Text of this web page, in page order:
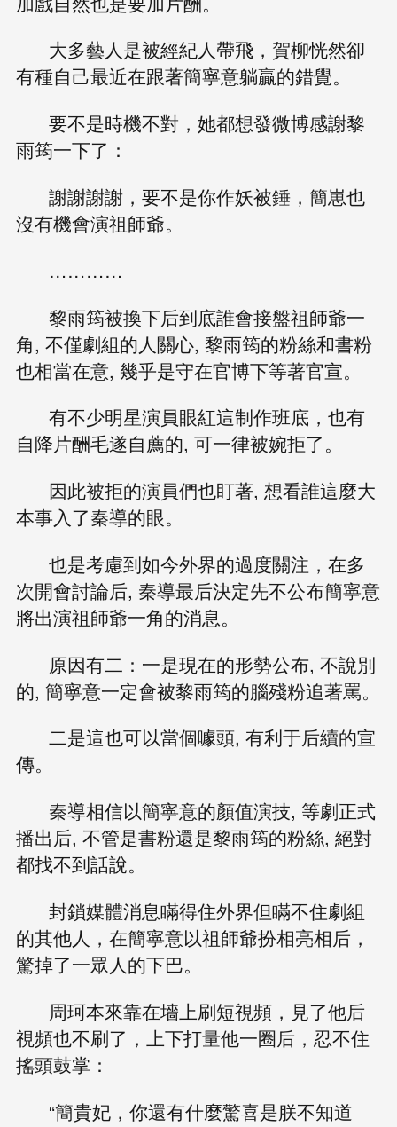
大多藝人是被經紀人帶飛，賀柳恍然卻
有種自己最近在跟著簡寧意躺贏的錯覺。
要不是時機不對，她都想發微博感謝黎
雨筠一下了：
謝謝謝謝，要不是你作妖被錘，簡崽也
沒有機會演祖師爺。
…………
黎雨筠被換下后到底誰會接盤祖師爺一
角, 不僅劇組的人關心, 黎雨筠的粉絲和書粉
也相當在意, 幾乎是守在官博下等著官宣。
有不少明星演員眼紅這制作班底，也有
自降片酬毛遂自薦的, 可一律被婉拒了。
因此被拒的演員們也盯著, 想看誰這麼大
本事入了秦導的眼。
也是考慮到如今外界的過度關注，在多
次開會討論后, 秦導最后決定先不公布簡寧意
將出演祖師爺一角的消息。
原因有二：一是現在的形勢公布, 不說別
的, 簡寧意一定會被黎雨筠的腦殘粉追著罵。
二是這也可以當個噱頭, 有利于后續的宣
傳。
秦導相信以簡寧意的顏值演技, 等劇正式
播出后, 不管是書粉還是黎雨筠的粉絲, 絕對
都找不到話說。
封鎖媒體消息瞞得住外界但瞞不住劇組
的其他人，在簡寧意以祖師爺扮相亮相后，
驚掉了一眾人的下巴。
周珂本來靠在墻上刷短視頻，見了他后
視頻也不刷了，上下打量他一圈后，忍不住
搖頭鼓掌：
“簡貴妃，你還有什麼驚喜是朕不知道